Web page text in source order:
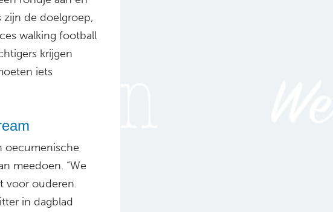
de doelgroep,
walking football
krijgen
iets
oecumenische
meedoen. “We
voor ouderen.
in dagblad